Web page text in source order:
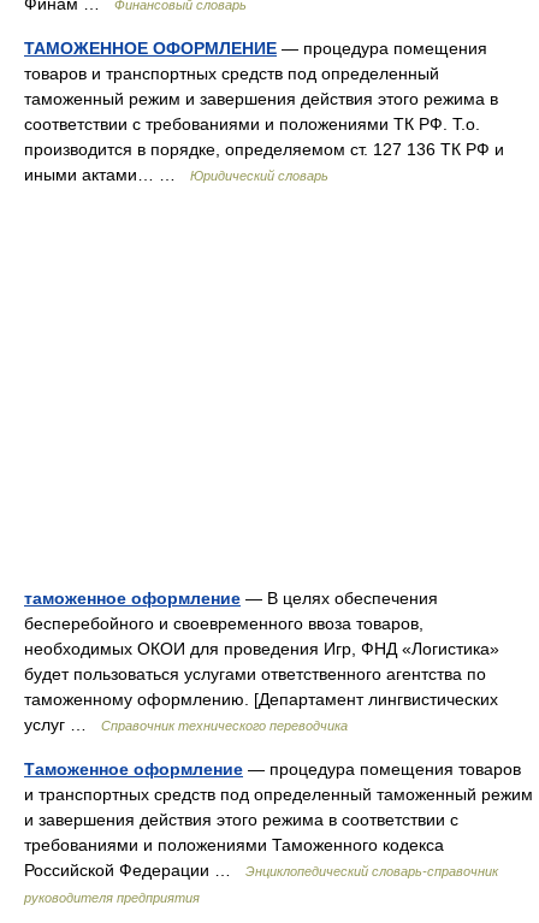
Финансовый словарь
ТАМОЖЕННОЕ ОФОРМЛЕНИЕ — процедура помещения
товаров и транспортных средств под определенный
таможенный режим и завершения действия этого режима в
соответствии с требованиями и положениями ТК РФ. Т.о.
производится в порядке, определяемом ст. 127 136 ТК РФ и
иными актами… …
Юридический словарь
таможенное оформление — В целях обеспечения
бесперебойного и своевременного ввоза товаров,
необходимых ОКОИ для проведения Игр, ФНД «Логистика»
будет пользоваться услугами ответственного агентства по
таможенному оформлению. [Департамент лингвистических
услуг …
Справочник технического переводчика
Таможенное оформление — процедура помещения товаров
и транспортных средств под определенный таможенный режим
и завершения действия этого режима в соответствии с
требованиями и положениями Таможенного кодекса
Российской Федерации …
Энциклопедический словарь-справочник
руководителя предприятия